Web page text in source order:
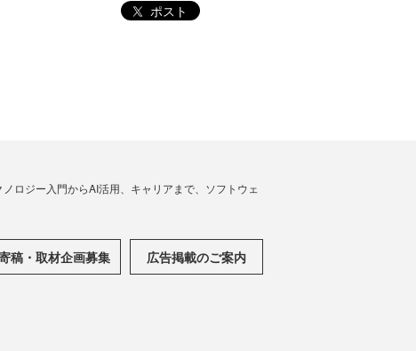
ポスト
ロジー入門からAI活用、キャリアまで、ソフトウェ
稿・取材企画募集 広告掲載のご案内